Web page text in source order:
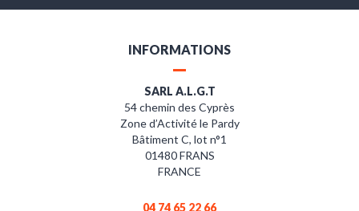
INFORMATIONS
SARL A.L.G.T
54 chemin des Cyprès
Zone d’Activité le Pardy
Bâtiment C, lot n°1
01480 FRANS
FRANCE
04 74 65 22 66